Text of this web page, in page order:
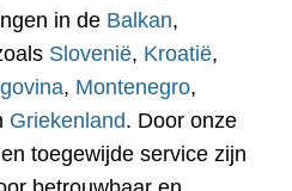
in de Balkan,
Slovenië, Kroatië,
, Montenegro,
Griekenland. Door onze
toegewijde service zijn